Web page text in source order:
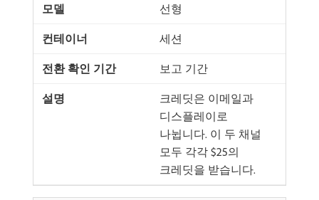
선형
세션
보고 기간
크레딧은 이메일과
디스플레이로
나뉩니다. 이 두 채널
모두 각각 $25의
크레딧을 받습니다.